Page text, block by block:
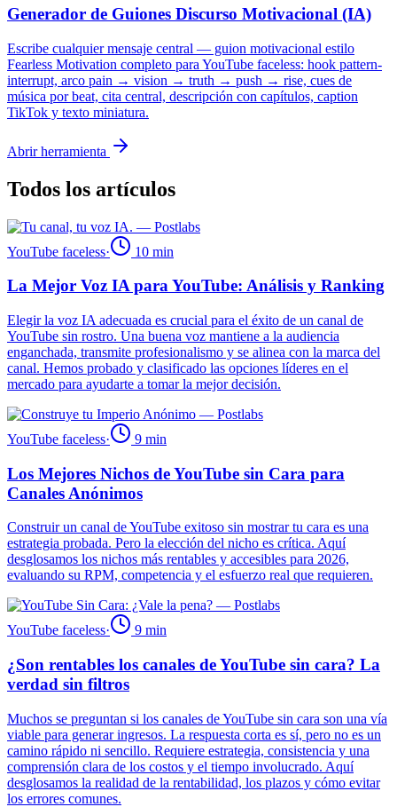
Generador de Guiones Discurso Motivacional (IA)
Escribe cualquier mensaje central — guion motivacional estilo
Fearless Motivation completo para YouTube faceless: hook pattern-
interrupt, arco pain → vision → truth → push → rise, cues de
música por beat, cita central, descripción con capítulos, caption
TikTok y texto miniatura.
Abrir herramienta
Todos los artículos
YouTube faceless· 10 min
La Mejor Voz IA para YouTube: Análisis y Ranking
Elegir la voz IA adecuada es crucial para el éxito de un canal de
YouTube sin rostro. Una buena voz mantiene a la audiencia
enganchada, transmite profesionalismo y se alinea con la marca del
canal. Hemos probado y clasificado las opciones líderes en el
mercado para ayudarte a tomar la mejor decisión.
YouTube faceless· 9 min
Los Mejores Nichos de YouTube sin Cara para
Canales Anónimos
Construir un canal de YouTube exitoso sin mostrar tu cara es una
estrategia probada. Pero la elección del nicho es crítica. Aquí
desglosamos los nichos más rentables y accesibles para 2026,
evaluando su RPM, competencia y el esfuerzo real que requieren.
YouTube faceless· 9 min
¿Son rentables los canales de YouTube sin cara? La
verdad sin filtros
Muchos se preguntan si los canales de YouTube sin cara son una vía
viable para generar ingresos. La respuesta corta es sí, pero no es un
camino rápido ni sencillo. Requiere estrategia, consistencia y una
comprensión clara de los costos y el tiempo involucrado. Aquí
desglosamos la realidad de la rentabilidad, los plazos y cómo evitar
los errores comunes.